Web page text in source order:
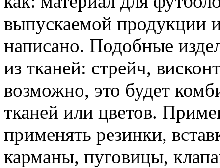
выпускаемой продукции
написано. Подобные
из тканей: стрейч,
возможно, это будет
тканей или цветов.
применять резинки,
карманы, пуговицы,